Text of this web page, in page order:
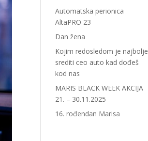
Automatska perionica
AltaPRO 23
Dan žena
Kojim redosledom je najbolje
srediti ceo auto kad dođeš
kod nas
MARIS BLACK WEEK AKCIJA
21. – 30.11.2025
16. rođendan Marisa